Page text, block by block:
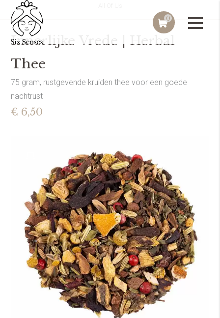
0
Innerlijke Vrede | Herbal
Thee
75 gram, rustgevende kruiden thee voor een goede
nachtrust
€ 6,50